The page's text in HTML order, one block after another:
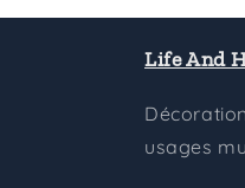
Life And
usages